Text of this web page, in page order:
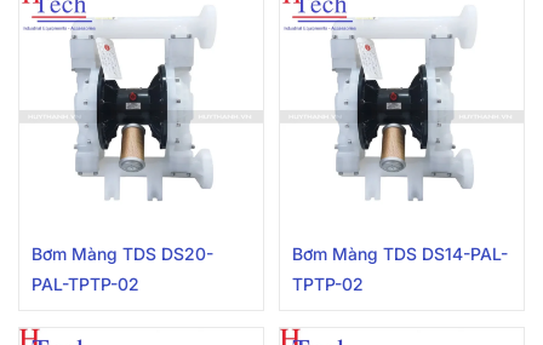
Bơm Màng TDS DS20-
PAL-TPTP-02
Bơm Màng TDS DS14-PAL-
TPTP-02